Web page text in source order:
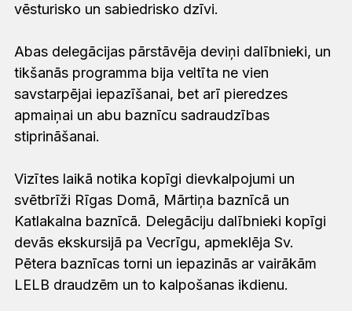
vēsturisko un sabiedrisko dzīvi.
Abas delegācijas pārstāvēja deviņi dalībnieki, un
tikšanās programma bija veltīta ne vien
savstarpējai iepazīšanai, bet arī pieredzes
apmaiņai un abu baznīcu sadraudzības
stiprināšanai.
Vizītes laikā notika kopīgi dievkalpojumi un
svētbrīži Rīgas Domā, Mārtiņa baznīcā un
Katlakalna baznīcā. Delegāciju dalībnieki kopīgi
devās ekskursijā pa Vecrīgu, apmeklēja Sv.
Pētera baznīcas torni un iepazinās ar vairākām
LELB draudzēm un to kalpošanas ikdienu.